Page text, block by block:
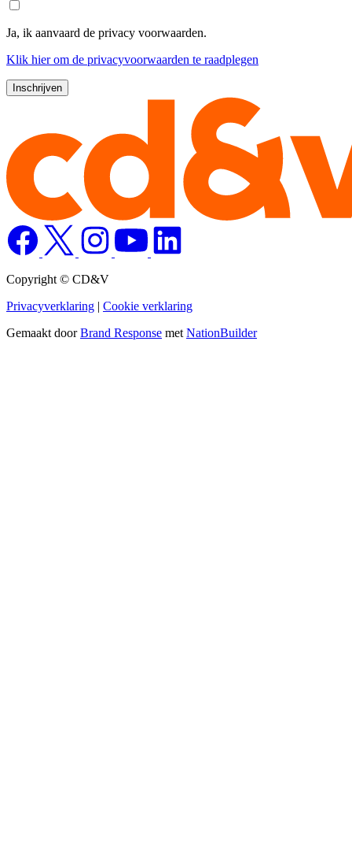
Ja, ik aanvaard de privacy voorwaarden.
Klik hierom de privacyvoorwaarden te raadplegen
Copyright © CD&V
Privacyverklaring | Cookie verklaring
Gemaakt doorBrand Response met NationBuilder